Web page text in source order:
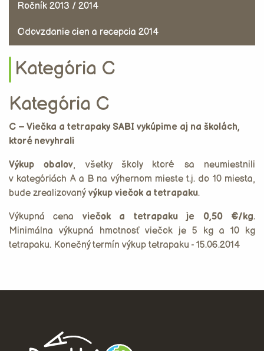
Ročník 2013 / 2014
Odovzdanie cien a recepcia 2014
Kategória C
Kategória C
C – Viečka a tetrapaky SABI vykúpime aj na školách,
ktoré nevyhrali
Výkup obalov, všetky školy ktoré sa neumiestnili
v kategóriách A a B na výhernom mieste t.j. do 10 miesta,
bude zrealizovaný výkup viečok a tetrapaku.
Výkupná cena viečok a tetrapaku je 0,50 €/kg.
Minimálna výkupná hmotnosť viečok je 5 kg a 10 kg
tetrapaku. Konečný termín výkup tetrapaku - 15.06.2014